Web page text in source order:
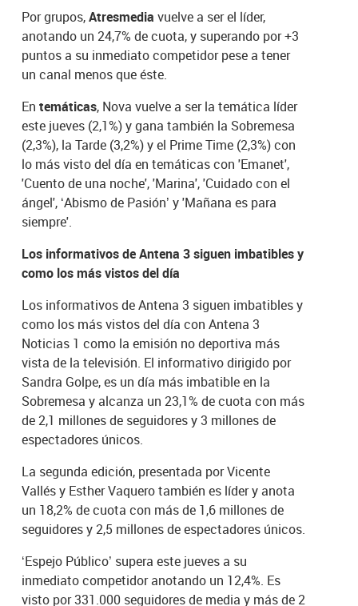
Por grupos,Atresmediavuelve a ser el líder,
anotando un 24,7% de cuota, y superando por +3
puntos a su inmediato competidor pese a tener
un canal menos que éste.
Entemáticas, Nova vuelve a ser la temática líder
este jueves (2,1%) y gana también la Sobremesa
(2,3%), la Tarde (3,2%) y el Prime Time (2,3%) con
lo más visto del día en temáticas con 'Emanet',
'Cuento de una noche', 'Marina', 'Cuidado con el
ángel', ‘Abismo de Pasión’ y 'Mañana es para
siempre'.
Los informativos de Antena 3 siguen imbatibles y
como los más vistos del día
Los informativos de Antena 3 siguen imbatibles y
como los más vistos del día con Antena 3
Noticias 1 como la emisión no deportiva más
vista de la televisión. El informativo dirigido por
Sandra Golpe, es un día más imbatible en la
Sobremesa y alcanza un 23,1% de cuota con más
de 2,1 millones de seguidores y 3 millones de
espectadores únicos.
La segunda edición, presentada por Vicente
Vallés y Esther Vaquero también es líder y anota
un 18,2% de cuota con más de 1,6 millones de
seguidores y 2,5 millones de espectadores únicos.
‘Espejo Público’ supera este jueves a su
inmediato competidor anotando un 12,4%. Es
visto por 331.000 seguidores de media y más de 2